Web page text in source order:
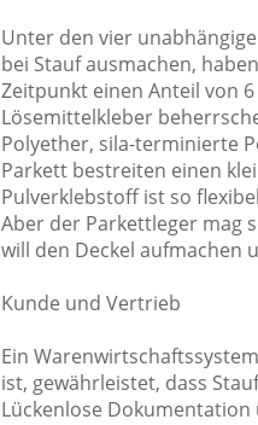
Unter den vier
bei Stauf ausmachen,
Zeitpunkt einen Anteil von 6
Lösemittelkleber
Polyether, sila-terminierte
Parkett bestreiten einen
Pulverklebstoff ist so
Aber der Parkettleger mag
will den Deckel aufmachen
Kunde und Vertrieb
Ein
ist, gewährleistet, dass
Lückenlose